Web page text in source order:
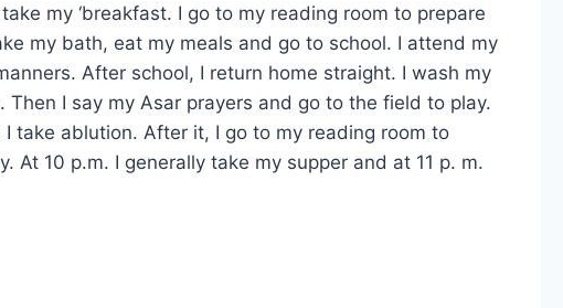
my ‘breakfast. I go to my reading room to prepare
my bath, eat my meals and go to school. I attend my
After school, I return home straight. I wash my
I say my Asar prayers and go to the field to play.
take ablution. After it, I go to my reading room to
At 10 p.m. I generally take my supper and at 11 p. m.